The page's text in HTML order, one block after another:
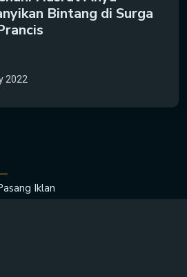
Bintang di Surga
2022
Iklan